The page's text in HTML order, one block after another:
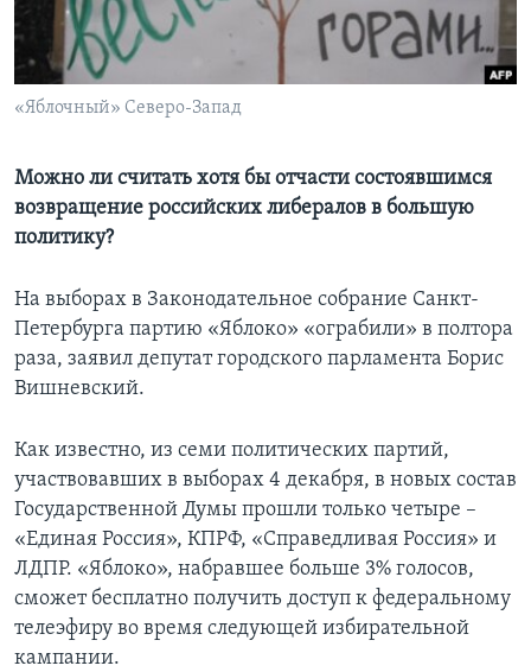
Learning English
СОЦИАЛЬНЫЕ СЕТИ
Языки
«Яблочный» Северо-Запад
Можно ли считать хотя бы отчасти состоявшимся
возвращение российских либералов в большую
политику?
На выборах в Законодательное собрание Санкт-
Петербурга партию «Яблоко» «ограбили» в полтора
раза, заявил депутат городского парламента Борис
Вишневский.
Как известно, из семи политических партий,
участвовавших в выборах 4 декабря, в новых состав
Государственной Думы прошли только четыре –
«Единая Россия», КПРФ, «Справедливая Россия» и
ЛДПР. «Яблоко», набравшее больше 3% голосов,
сможет бесплатно получить доступ к федеральному
телеэфиру во время следующей избирательной
кампании.